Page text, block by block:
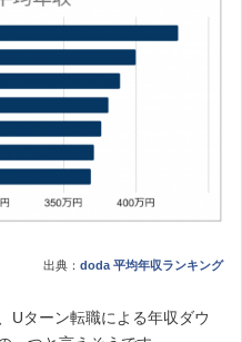
出典： doda 平均年収ランキング
Uターン転職による年収ダウ